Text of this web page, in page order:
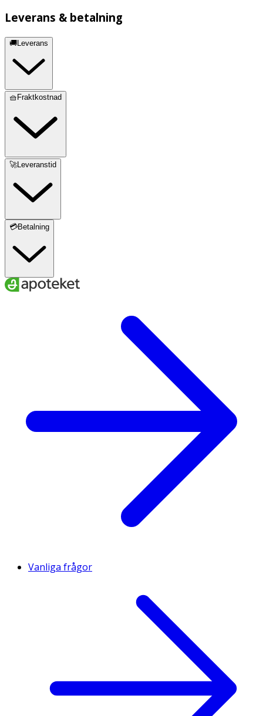
Leverans & betalning
🚚Leverans
🧺Fraktkostnad
🚀Leveranstid
💳Betalning
Vanliga frågor